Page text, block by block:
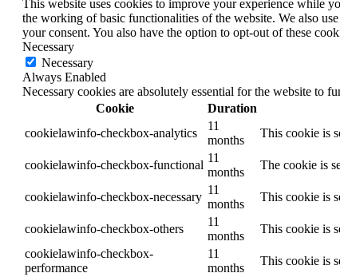
This website uses cookies to improve your experience while
the working of basic functionalities of the website. We also
your consent. You also have the option to opt-out of these
Necessary
Necessary
Always Enabled
Necessary cookies are absolutely essential for the website to
Cookie
Duration
cookielawinfo-checkbox-analytics
11
months
This cookie is
cookielawinfo-checkbox-functional
11
months
The cookie is
cookielawinfo-checkbox-necessary
11
months
This cookie is
cookielawinfo-checkbox-others
11
months
This cookie is
cookielawinfo-checkbox-
performance
11
months
This cookie is